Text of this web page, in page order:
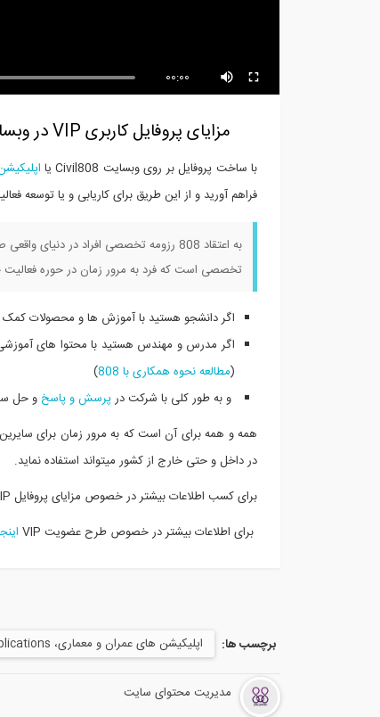
00:00
مزایای پروفایل کاربری VIP در وبسایت 808 شبکه مجازی مهندسین عمران و معماری فارسی زبان
با ساخت پروفایل بر روی وبسایت Civil808 یا اپلیکیشن
فراهم آورید و از این طریق برای کاریابی و یا
به اعتقاد 808 رزومه تخصصی افراد در
تخصصی است که فرد به مرور زمان در حوره
اگر دانشجو هستید با آموزش ها و محصولات
اگر مدرس و مهندس هستید با محتوا های
(مطالعه نحوه همکاری با 808
)
و به طور کلی با شرکت درپرسش و پاسخ و حل
همه و همه برای آن است که به مرور زمان برای سایرین
در داخل و حتی خارج از کشور میتواند استفاده نماید.
برای کسب اطلاعات بیشتر در خصوص مزایای پروفایل VIP،
برای اطلاعات بیشتر در خصوص طرح عضویت VIP
برچسب ها: اپلیکیشن های عمران و معماری، Civil Engineering Applications
مدیریت محتوای سایت